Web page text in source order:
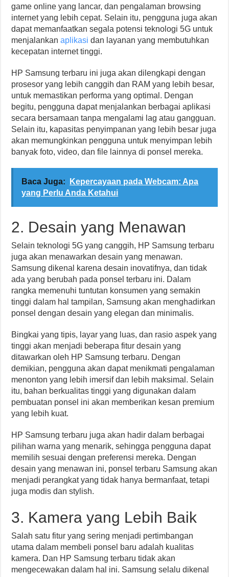
game online yang lancar, dan pengalaman browsing
internet yang lebih cepat. Selain itu, pengguna juga akan
dapat memanfaatkan segala potensi teknologi 5G untuk
menjalankanaplikasi dan layanan yang membutuhkan
kecepatan internet tinggi.
HP Samsung terbaru ini juga akan dilengkapi dengan
prosesor yang lebih canggih dan RAM yang lebih besar,
untuk memastikan performa yang optimal. Dengan
begitu, pengguna dapat menjalankan berbagai aplikasi
secara bersamaan tanpa mengalami lag atau gangguan.
Selain itu, kapasitas penyimpanan yang lebih besar juga
akan memungkinkan pengguna untuk menyimpan lebih
banyak foto, video, dan file lainnya di ponsel mereka.
Baca Juga:
Kepercayaan pada Webcam: Apa
yang Perlu Anda Ketahui
2. Desain yang Menawan
Selain teknologi 5G yang canggih, HP Samsung terbaru
juga akan menawarkan desain yang menawan.
Samsung dikenal karena desain inovatifnya, dan tidak
ada yang berubah pada ponsel terbaru ini. Dalam
rangka memenuhi tuntutan konsumen yang semakin
tinggi dalam hal tampilan, Samsung akan menghadirkan
ponsel dengan desain yang elegan dan minimalis.
Bingkai yang tipis, layar yang luas, dan rasio aspek yang
tinggi akan menjadi beberapa fitur desain yang
ditawarkan oleh HP Samsung terbaru. Dengan
demikian, pengguna akan dapat menikmati pengalaman
menonton yang lebih imersif dan lebih maksimal. Selain
itu, bahan berkualitas tinggi yang digunakan dalam
pembuatan ponsel ini akan memberikan kesan premium
yang lebih kuat.
HP Samsung terbaru juga akan hadir dalam berbagai
pilihan warna yang menarik, sehingga pengguna dapat
memilih sesuai dengan preferensi mereka. Dengan
desain yang menawan ini, ponsel terbaru Samsung akan
menjadi perangkat yang tidak hanya bermanfaat, tetapi
juga modis dan stylish.
3. Kamera yang Lebih Baik
Salah satu fitur yang sering menjadi pertimbangan
utama dalam membeli ponsel baru adalah kualitas
kamera. Dan HP Samsung terbaru tidak akan
mengecewakan dalam hal ini. Samsung selalu dikenal